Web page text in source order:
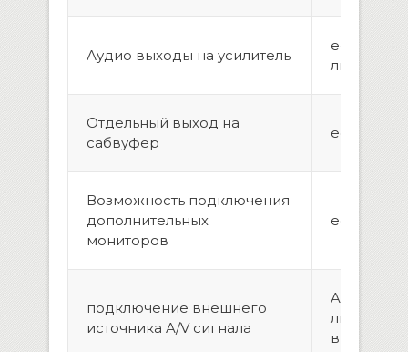
Аудио выходы на усилитель
есть,2
линейных
Отдельный выход на
сабвуфер
есть
Возможность подключения
дополнительных
мониторов
eсть, 2 шт.
подключение внешнего
источника A/V сигнала
AUX
линейных,
видео)